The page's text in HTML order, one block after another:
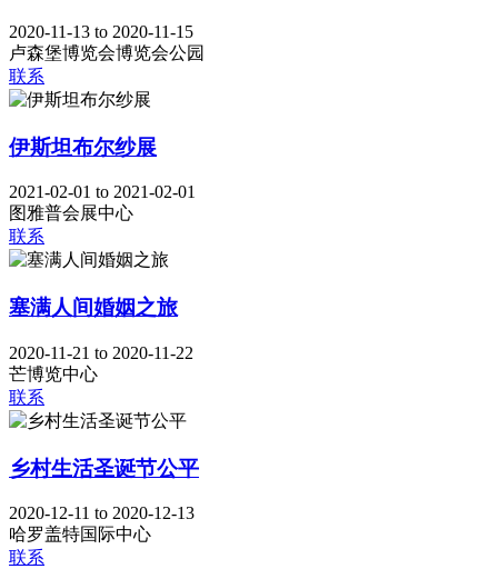
2020-11-13 to 2020-11-15
卢森堡博览会博览会公园
联系
伊斯坦布尔纱展
2021-02-01 to 2021-02-01
图雅普会展中心
联系
塞满人间婚姻之旅
2020-11-21 to 2020-11-22
芒博览中心
联系
乡村生活圣诞节公平
2020-12-11 to 2020-12-13
哈罗盖特国际中心
联系